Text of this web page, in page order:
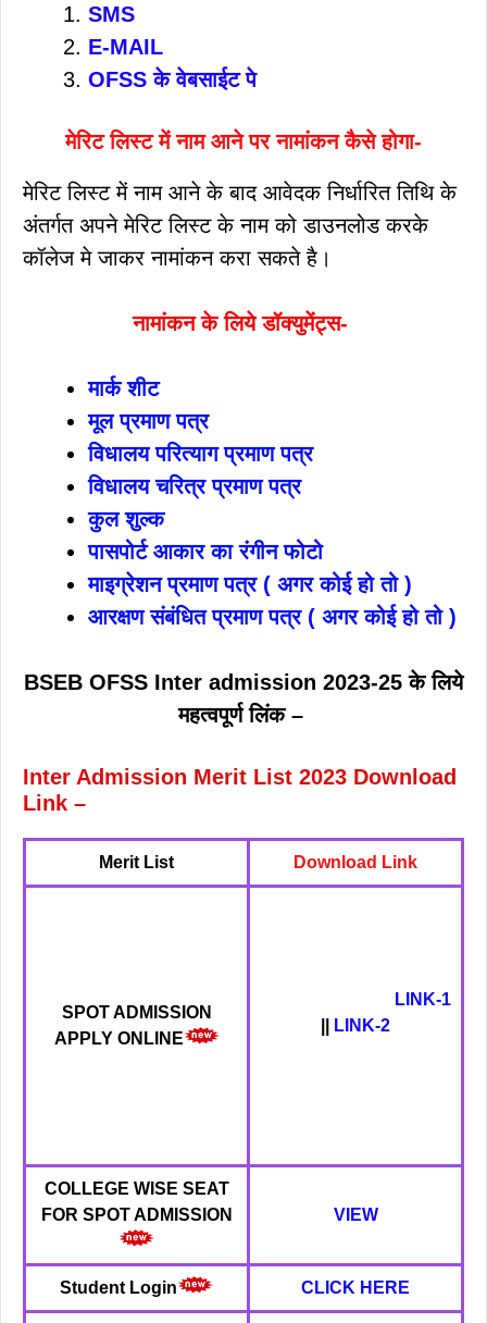
SMS
E-MAIL
OFSS के वेबसाईट पे
मेरिट लिस्ट में नाम आने पर नामांकन कैसे होगा-
मेरिट लिस्ट में नाम आने के बाद आवेदक निर्धारित तिथि के
अंतर्गत अपने मेरिट लिस्ट के नाम को डाउनलोड करके
कॉलेज मे जाकर नामांकन करा सकते है।
नामांकन के लिये डॉक्युमेंट्स-
मार्क शीट
मूल प्रमाण पत्र
विधालय परित्याग प्रमाण पत्र
विधालय चरित्र प्रमाण पत्र
कुल शुल्क
पासपोर्ट आकार का रंगीन फोटो
माइग्रेशन प्रमाण पत्र ( अगर कोई हो तो )
आरक्षण संबंधित प्रमाण पत्र ( अगर कोई हो तो )
BSEB OFSS Inter admission 2023-25 के लिये
महत्वपूर्ण लिंक –
Inter Admission Merit List 2023 Download
Link –
Merit List Download Link
SPOT ADMISSION
APPLY ONLINE
LINK-1
LINK-2
COLLEGE WISE SEAT
FOR SPOT ADMISSION
VIEW
Student Login CLICK HERE